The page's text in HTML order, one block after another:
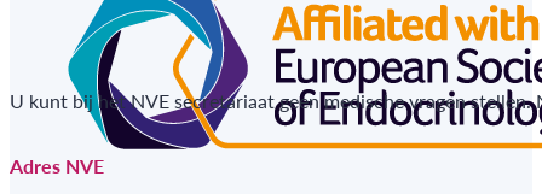
U kunt bij het NVE secretariaat geen medische vragen
Adres NVE